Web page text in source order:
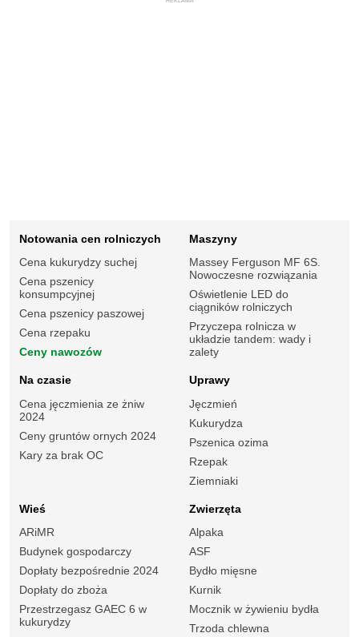
Notowania cen rolniczych
Cena kukurydzy suchej
Cena pszenicy
konsumpcyjnej
Cena pszenicy paszowej
Cena rzepaku
Ceny nawozów
Maszyny
Massey Ferguson MF 6S.
Nowoczesne rozwiązania
Oświetlenie LED do
ciągników rolniczych
Przyczepa rolnicza w
układzie tandem: wady i
zalety
Na czasie
Cena jęczmienia ze żniw
2024
Ceny gruntów ornych 2024
Kary za brak OC
Uprawy
Jęczmień
Kukurydza
Pszenica ozima
Rzepak
Ziemniaki
Wieś
ARiMR
Budynek gospodarczy
Dopłaty bezpośrednie 2024
Dopłaty do zboża
Przestrzegasz GAEC 6 w
kukurydzy
Zwierzęta
Alpaka
ASF
Bydło mięsne
Kurnik
Mocznik w żywieniu bydła
Trzoda chlewna